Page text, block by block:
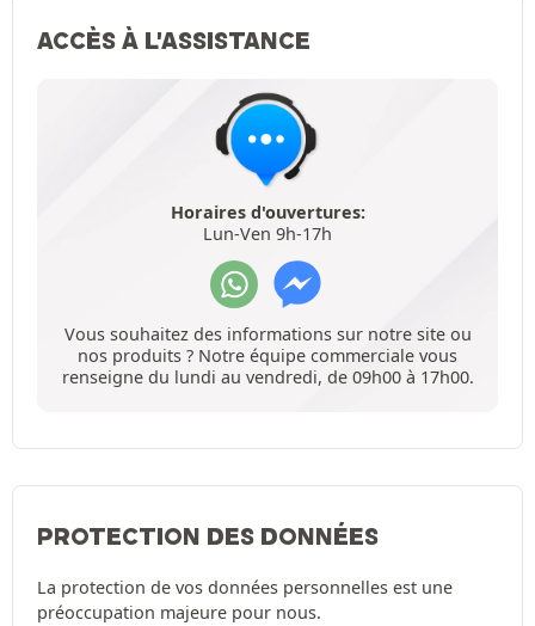
ACCÈS À L'ASSISTANCE
Horaires d'ouvertures:
Lun-Ven 9h-17h
Vous souhaitez des informations sur notre site ou
nos produits ? Notre équipe commerciale vous
renseigne du lundi au vendredi, de 09h00 à 17h00.
PROTECTION DES DONNÉES
La protection de vos données personnelles est une
préoccupation majeure pour nous.